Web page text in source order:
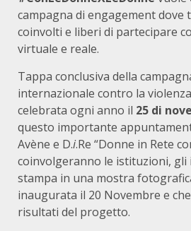
campagna di engagement dove
coinvolti e liberi di partecipare
virtuale e reale.
Tappa conclusiva della
internazionale contro la
celebrata ogni anno il 25 di
questo importante
Avène e D.i.Re “Donne in Rete
coinvolgeranno le istituzioni, gli
stampa in una mostra
inaugurata il 20 Novembre e
risultati del progetto.